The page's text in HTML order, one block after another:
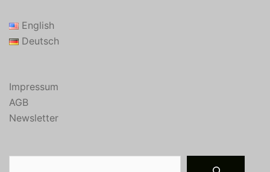
English
Deutsch
Impressum
AGB
Newsletter